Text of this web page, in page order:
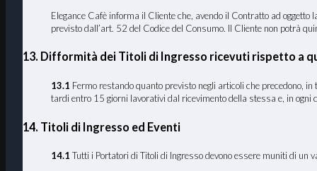
Elegance Cafè informa il Cliente che, avendo il Contratto ad
previsto dall’art. 52 del Codice del Consumo. Il Cliente non potrà
13. Difformità dei Titoli di Ingresso ricevuti rispetto a
13.1 Fermo restando quanto previsto negli articoli che precedono,
tardi entro 15 giorni lavorativi dal ricevimento della stessa e, in ogni
14. Titoli di Ingresso ed Eventi
14.1 Tutti i Portatori di Titoli di Ingresso devono essere muniti di un